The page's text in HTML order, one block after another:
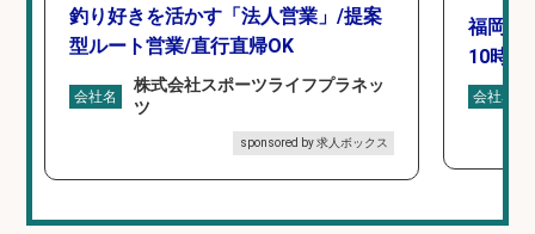
釣り好きを活かす「法人営業」/提案
型ルート営業/直行直帰OK
会社名
株式会社スポーツライフプラネッ
ツ
sponsored by 求人ボックス
福岡「
10時間
会社名